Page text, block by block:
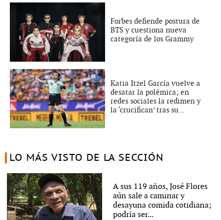
Forbes defiende postura de
BTS y cuestiona nueva
categoría de los Grammy
Katia Itzel García vuelve a
desatar la polémica; en
redes sociales la redimen y
la ‘crucifican’ tras su...
LO MÁS VISTO DE LA SECCIÓN
A sus 119 años, José Flores
aún sale a caminar y
desayuna comida cotidiana;
podría ser...